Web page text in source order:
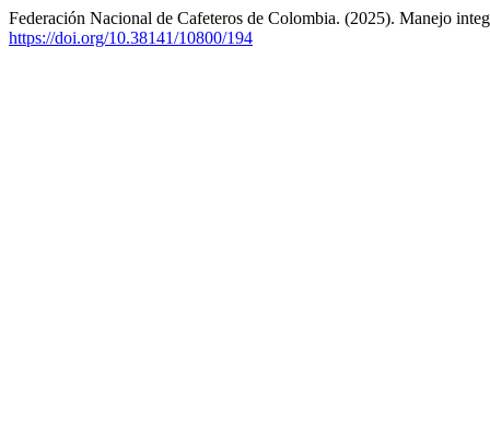
Federación Nacional de Cafeteros de Colombia. (2025). Manejo
https://doi.org/10.38141/10800/194